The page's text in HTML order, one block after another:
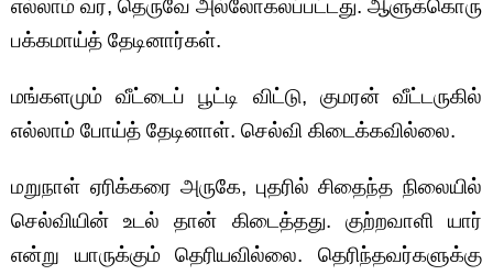
எல்லாம் வர, தெருவே அல்லோகலப்பட்டது. ஆளுக்கொரு
பக்கமாய்த் தேடினார்கள்.
மங்களமும் வீட்டைப் பூட்டி விட்டு, குமரன் வீட்டருகில்
எல்லாம் போய்த் தேடினாள். செல்வி கிடைக்கவில்லை.
மறுநாள் ஏரிக்கரை அருகே, புதரில் சிதைந்த நிலையில்
செல்வியின் உடல் தான் கிடைத்தது. குற்றவாளி யார்
என்று யாருக்கும் தெரியவில்லை. தெரிந்தவர்களுக்கு